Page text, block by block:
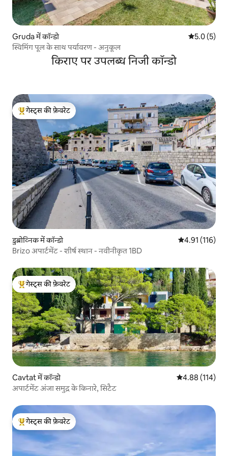
Gruda में कॉन्डो औसत रेटिंग 5
5.0 (5)
स्विमिंग पूल के साथ पर्यावरण - अनुकूल
किराए पर उपलब्ध निजी कॉन्डो
गेस्ट्स का टॉप फ़ेवरेट
गेस्ट्स की फ़ेवरेट
डुब्रोव्निक में कॉन्डो औसत रेटिंग 5 में से
4.91 (116)
Brizo अपार्टमेंट - शीर्ष स्थान - नवीनीकृत 1BD
गेस्ट्स का टॉप फ़ेवरेट
गेस्ट्स की फ़ेवरेट
Cavtat में कॉन्डो औसत रेटिंग 5 में से
4.88 (114)
अपार्टमेंट अंजा समुद्र के किनारे, सिटैट
गेस्ट्स का टॉप फ़ेवरेट
गेस्ट्स की फ़ेवरेट